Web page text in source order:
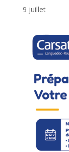
9 juillet